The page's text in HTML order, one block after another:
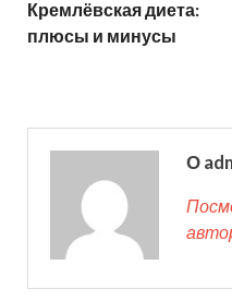
Кремлёвская диета:
плюсы и минусы
О